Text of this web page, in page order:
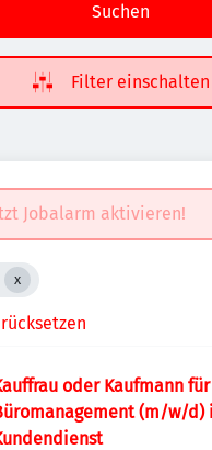
Suchen
Filter einschalten
Jobalarm aktivieren!
oder Kaufmann für
(m/w/d)